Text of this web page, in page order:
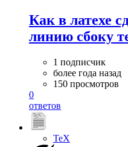
Как в латехе
линию сбоку
1 подписчик
более года назад
150 просмотров
0
ответов
TeX